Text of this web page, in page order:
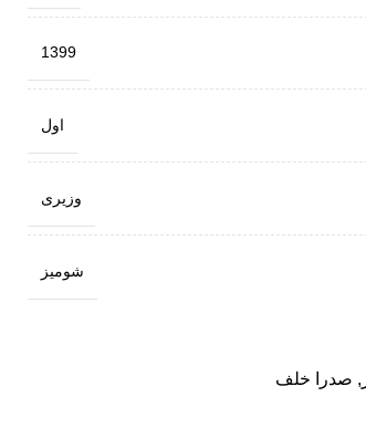
1399
اول
وزیری
شومیز
, صدرا خلف